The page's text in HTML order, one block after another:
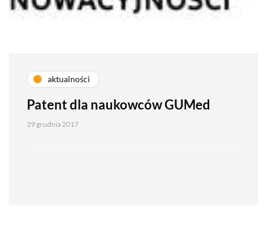
aktualności
Patent dla naukowców GUMed
29 grudnia 2017